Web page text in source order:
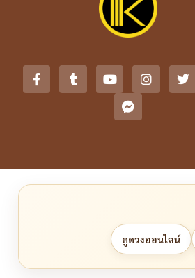
ดูดวงออนไลน์